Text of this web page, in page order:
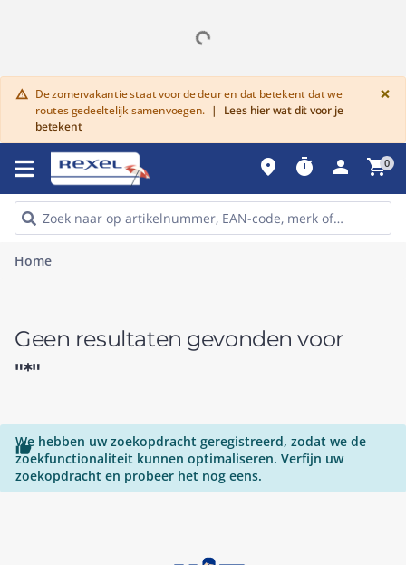
warning De zomervakantie staat voor de deur en dat betekent dat we
routes gedeeltelijk samenvoegen. |
Lees hier wat dit voor je
betekent
×
place timer person shopping_cart0
Home
Geen resultaten gevonden voor
"*"

We hebben uw zoekopdracht geregistreerd, zodat we de
zoekfunctionaliteit kunnen optimaliseren. Verfijn uw
zoekopdracht en probeer het nog eens.